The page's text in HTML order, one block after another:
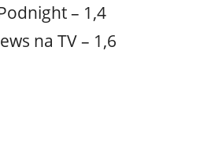
– 1,4
na TV – 1,6